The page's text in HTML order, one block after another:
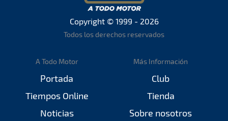
Copyright © 1999 - 2026
Todos los derechos reservados
A Todo Motor
Portada
Tiempos Online
Noticias
Más Información
Club
Tienda
Sobre nosotros